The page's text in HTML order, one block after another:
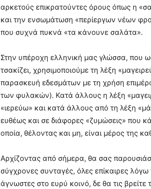
αρκετούς επικρατούντες όρους όπως η
και την ενσωμάτωση «περίεργων νέων
που συχνά πυκνά «τα κάνουνε σαλάτα».
Στην υπέροχη ελληνική μας γλώσσα, που
τσακίζει, χρησιμοποιούμε τη λέξη
παρασκευή εδεσμάτων με τη χρήση
των φυλακών). Κατά άλλους η λέξη
«ιερεύω» και κατά άλλους από τη λέξη
ευθέως και σε διάφορες «ζυμώσεις» που
οποία, θέλοντας και μη, είναι μέρος της
Αρχίζοντας από σήμερα, θα σας
σύγχρονες συνταγές, όλες επίκαιρες
άγνωστες στο ευρύ κοινό, δε θα τις